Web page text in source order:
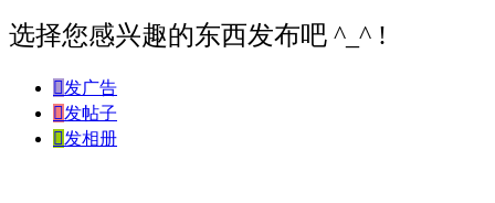
选择您感兴趣的东西发布吧 ^_^ !
发广告
发帖子
发相册